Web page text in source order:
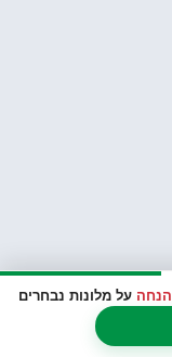
על מלונות נבחרים